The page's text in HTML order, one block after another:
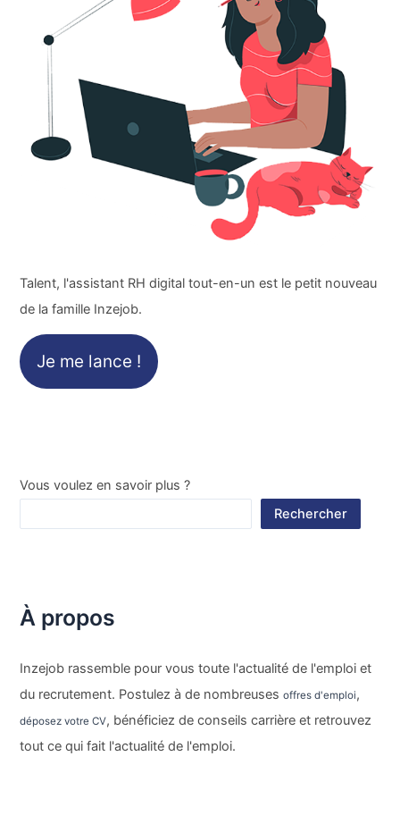
Talent, l'assistant RH digital tout-en-un est le petit nouveau
de la famille Inzejob.
Je me lance !
Vous voulez en savoir plus ?
Rechercher
À propos
Inzejob rassemble pour vous toute l'actualité de l'emploi et
du recrutement. Postulez à de nombreusesoffres d'emploi,
déposez votre CV, bénéficiez de conseils carrière et retrouvez
tout ce qui fait l'actualité de l'emploi.